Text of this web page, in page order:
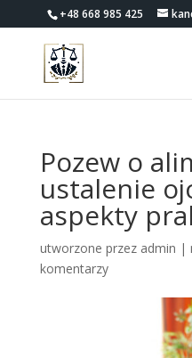
+48 668 985 425
Pozew o
ustalenie
aspekty
utworzone przez admin |
komentarzy